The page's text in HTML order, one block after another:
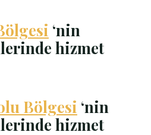
‘nin
hizmet
Bölgesi ‘nin
hizmet